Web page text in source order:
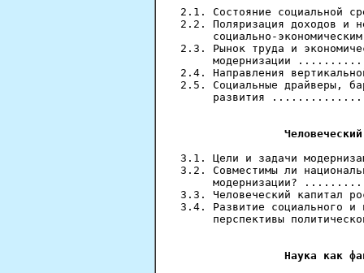
2.1. Состояние социальной
2.2. Поляризация доходов и
социально-
2.3. Рынок труда и
модернизации
2.4. Направления
2.5. Социальные драйверы,
развития
3.1. Цели и задачи
3.2. Совместимы ли
модернизации?
3.3. Человеческий капитал
3.4. Развитие социального и
перспективы
Наука как